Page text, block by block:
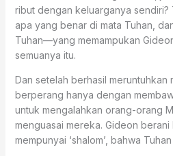
ribut dengan keluarganya sendiri?
apa yang benar di mata Tuhan,
Tuhan—yang memampukan
semuanya itu.
Dan setelah berhasil meruntuhkan
berperang hanya dengan
untuk mengalahkan orang-orang
menguasai mereka. Gideon
mempunyai ‘shalom’, bahwa